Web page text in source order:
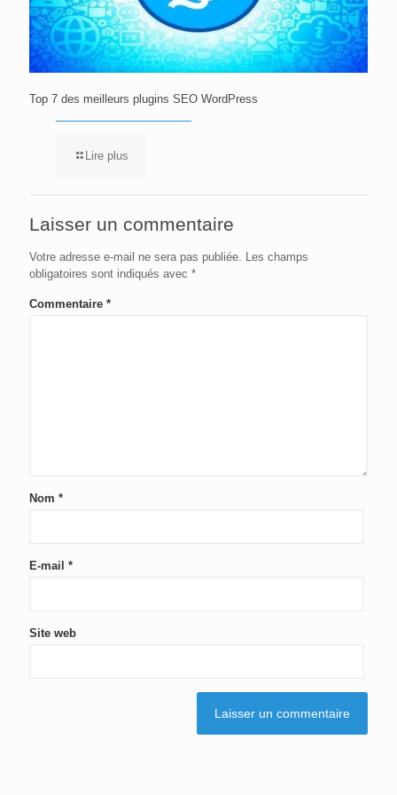
Top 7 des meilleurs plugins SEO WordPress
Lire plus
Laisser un commentaire
Votre adresse e-mail ne sera pas publiée. Les champs
obligatoires sont indiqués avec *
Commentaire *
Nom *
E-mail *
Site web